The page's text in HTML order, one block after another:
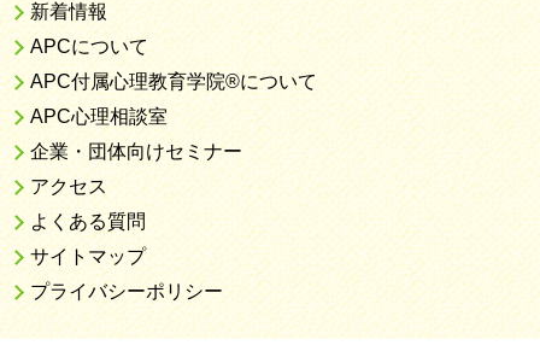
新着情報
APCについて
APC付属心理教育学院®について
APC心理相談室
企業・団体向けセミナー
アクセス
よくある質問
サイトマップ
プライバシーポリシー